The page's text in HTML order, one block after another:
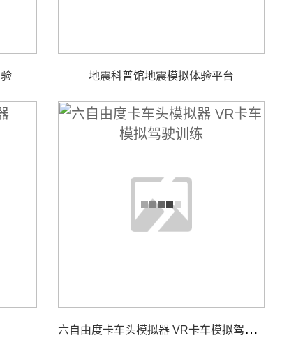
地震科普馆地震模拟体验平台
六
自由度卡车头模拟器 VR卡车模拟驾驶训练